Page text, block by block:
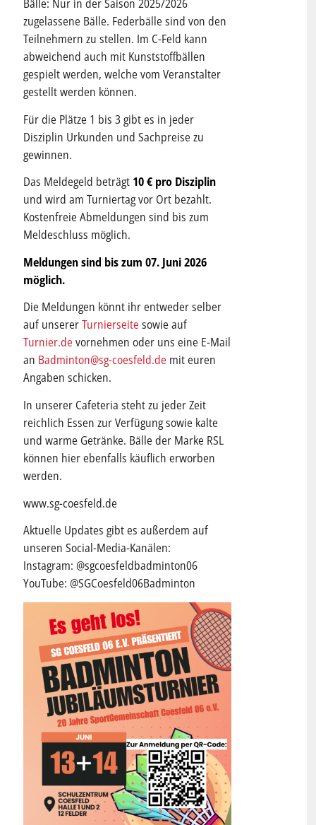
Bälle: Nur in der Saison 2025/2026
zugelassene Bälle. Federbälle sind von den
Teilnehmern zu stellen. Im C-Feld kann
abweichend auch mit Kunststoffbällen
gespielt werden, welche vom Veranstalter
gestellt werden können.
Für die Plätze 1 bis 3 gibt es in jeder
Disziplin Urkunden und Sachpreise zu
gewinnen.
Das Meldegeld beträgt 10 € pro Disziplin
und wird am Turniertag vor Ort bezahlt.
Kostenfreie Abmeldungen sind bis zum
Meldeschluss möglich.
Meldungen sind bis zum 07. Juni 2026
möglich.
Die Meldungen könnt ihr entweder selber
auf unsererTurnierseite sowie auf
Turnier.de vornehmen oder uns eine E-Mail
an Badminton@sg-coesfeld.de mit euren
Angaben schicken.
In unserer Cafeteria steht zu jeder Zeit
reichlich Essen zur Verfügung sowie kalte
und warme Getränke. Bälle der Marke RSL
können hier ebenfalls käuflich erworben
werden.
www.sg-coesfeld.de
Aktuelle Updates gibt es außerdem auf
unseren Social-Media-Kanälen:
Instagram: @sgcoesfeldbadminton06
YouTube: @SGCoesfeld06Badminton